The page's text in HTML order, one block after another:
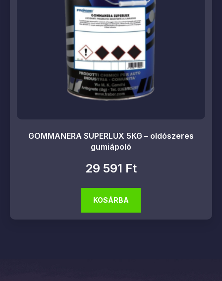
GOMMANERA SUPERLUX 5KG – oldószeres
gumiápoló
29 591 Ft
KOSÁRBA